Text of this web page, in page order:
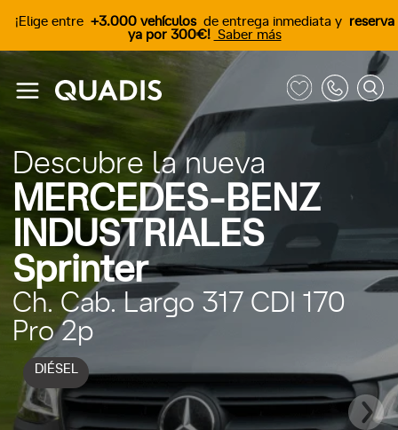
¡Elige entre +3.000 vehículos de entrega inmediata y reserva
ya por 300€! Saber más
Descubre la nueva
MERCEDES-BENZ
INDUSTRIALES
Sprinter
DIÉSEL
Ch. Cab. Largo 317 CDI 170
Pro 2p